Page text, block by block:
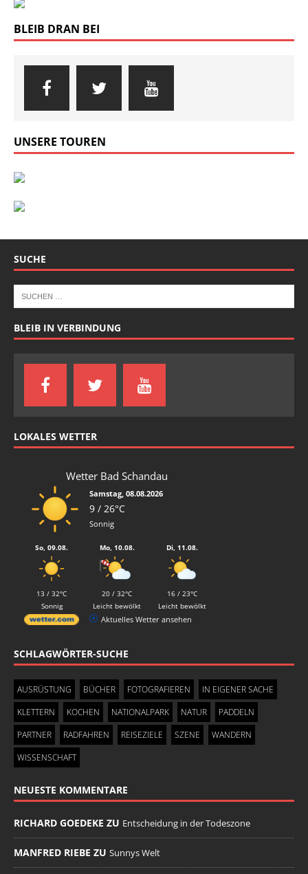
BLEIB DRAN BEI
UNSERE TOUREN
SUCHE
BLEIB IN VERBINDUNG
LOKALES WETTER
Wetter Bad Schandau
Samstag, 08.08.2026
9 / 26°C
Sonnig
So, 09.08.
13 / 32°C
Sonnig
Mo, 10.08.
20 / 32°C
Leicht bewölkt
Di, 11.08.
16 / 23°C
Leicht bewölkt
Aktuelles Wetter ansehen
SCHLAGWÖRTER-SUCHE
AUSRÜSTUNG BÜCHER FOTOGRAFIEREN
IN EIGENER SACHE
KLETTERN
KOCHEN NATIONALPARK NATUR
PADDELN
PARTNER
RADFAHREN REISEZIELE SZENE
WANDERN
WISSENSCHAFT
NEUESTE KOMMENTARE
RICHARD GOEDEKE ZU Entscheidung in der Todeszone
MANFRED RIEBE ZU Sunnys Welt